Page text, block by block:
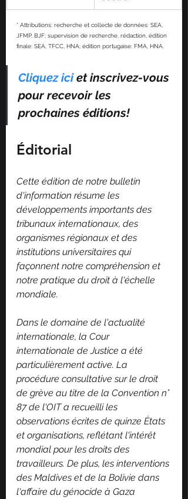
* Attributions: recherche et collecte de données: SEA,
JFMP, BJF; supervision de recherche, rédaction, édition
finale: SEA, TFCC, HNA; édition portugaise: FMA, HNA.
Cliquez ici et inscrivez-vous
pour recevoir les
prochaines éditions!
Éditorial
Cette édition de notre bulletin
d'information résume les
développements importants des
tribunaux internationaux, des
organismes régionaux et des
institutions universitaires qui
façonnent notre compréhension et
notre pratique du droit à l'échelle
mondiale.
Dans le domaine de l'actualité
internationale, la Cour
internationale de Justice a été
particulièrement active. La
procédure consultative sur le droit
de grève au titre de la Convention n°
87 de l'OIT a recueilli les
observations écrites de quinze États
et organisations, reflétant l'intérêt
mondial pour les droits des
travailleurs. De plus, les interventions
des Maldives et de la Bolivie dans
l'affaire du génocide à Gaza